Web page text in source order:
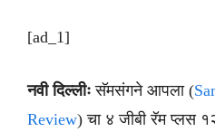
[ad_1]
नवी दिल्लीः सॅमसंगने आपला (
Review) चा ४ जीबी रॅम प्लस